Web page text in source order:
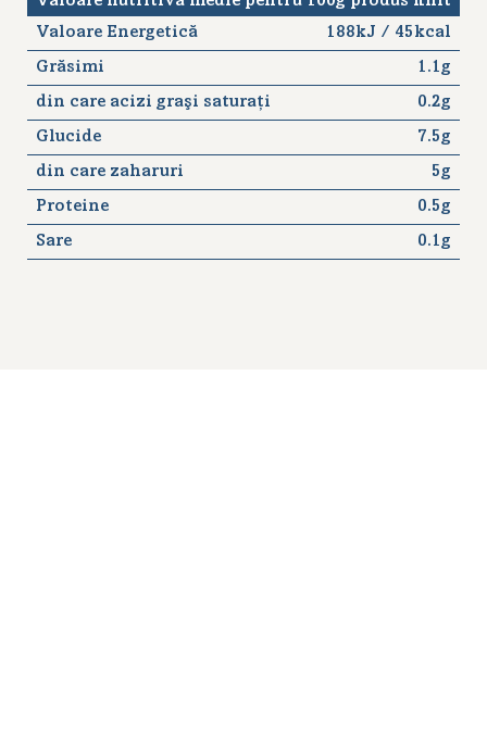
Valoare Energetică
188kJ / 45kcal
Grăsimi
1.1g
din care acizi graşi saturaţi
0.2g
Glucide
7.5g
din care zaharuri
5g
Proteine
0.5g
Sare
0.1g